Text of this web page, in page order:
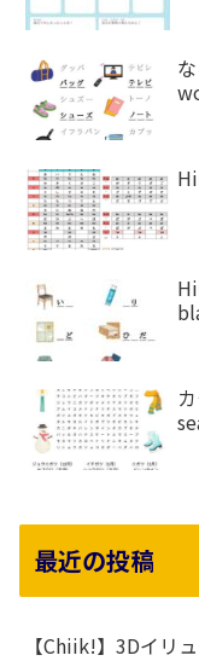
カ
最近の投稿
【Chiik!】3Dイリ